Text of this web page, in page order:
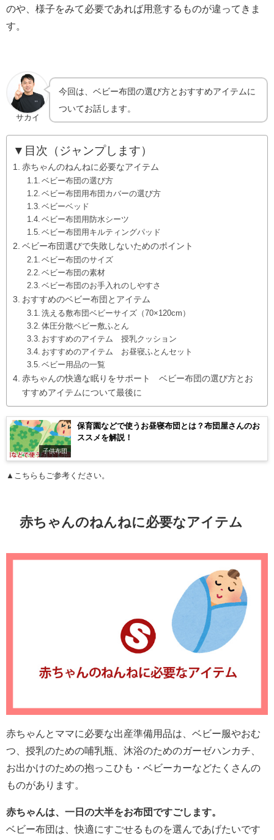
のや、様子をみて必要であれば用意するものが違ってきま
す。
サカイ
今回は、ベビー布団の選び方とおすすめアイテムに
ついてお話します。
▼目次（ジャンプします）
赤ちゃんのねんねに必要なアイテム
ベビー布団の選び方
ベビー布団用布団カバーの選び方
ベビーベッド
ベビー布団用防水シーツ
ベビー布団用キルティングパッド
ベビー布団選びで失敗しないためのポイント
ベビー布団のサイズ
ベビー布団の素材
ベビー布団のお手入れのしやすさ
おすすめのベビー布団とアイテム
洗える敷布団ベビーサイズ（70×120cm）
体圧分散ベビー敷ふとん
おすすめのアイテム 授乳クッション
おすすめのアイテム お昼寝ふとんセット
ベビー用品の一覧
赤ちゃんの快適な眠りをサポート ベビー布団の選び方とお
すすめアイテムについて最後に
子供布団
保育園などで使うお昼寝布団とは？布団屋さんのお
ススメを解説！
▲こちらもご参考ください。
赤ちゃんのねんねに必要なアイテム
赤ちゃんとママに必要な出産準備用品は、ベビー服やおむ
つ、授乳のための哺乳瓶、沐浴のためのガーゼハンカチ、
お出かけのための抱っこひも・ベビーカーなどたくさんの
ものがあります。
赤ちゃんは、一日の大半をお布団ですごします。
ベビー布団は、快適にすごせるものを選んであげたいです